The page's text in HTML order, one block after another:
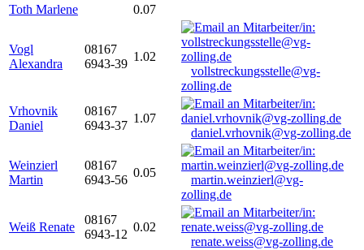
Toth Marlene
0.07
Vogl
Alexandra
08167
6943-39
1.02
vollstreckungsstelle@vg-
zolling.de
Vrhovnik
Daniel
08167
6943-37
1.07
daniel.vrhovnik@vg-zolling.de
Weinzierl
Martin
08167
6943-56
0.05
martin.weinzierl@vg-
zolling.de
Weiß Renate
08167
6943-12
0.02
renate.weiss@vg-zolling.de